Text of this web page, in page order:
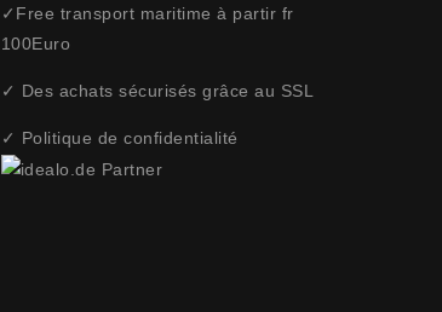
✓Free transport maritime à partir fr
100Euro
✓ Des achats sécurisés grâce au SSL
✓ Politique de confidentialité